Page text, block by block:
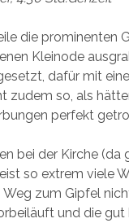
die prominenten
Kleinode
dafür mit
zudem so, als
perfekt
bei der Kirche (da
so extrem viele
zum Gipfel
und die